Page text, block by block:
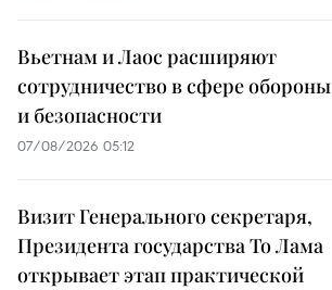
Вьетнам и Лаос расширяют
сотрудничество в сфере обороны
и безопасности
07/08/2026 05:12
Визит Генерального секретаря,
Президента государства То Лама
открывает этап практической